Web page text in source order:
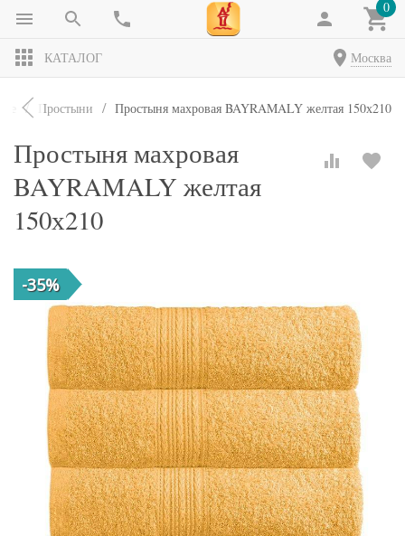
0
КАТАЛОГ Москва
Простыни Простыня махровая BAYRAMALY желтая 150х210
Простыня махровая
BAYRAMALY желтая
150х210
-35%